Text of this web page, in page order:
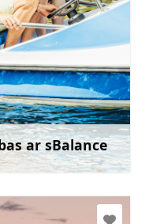
ar sBalance
Uzzināt vairāk